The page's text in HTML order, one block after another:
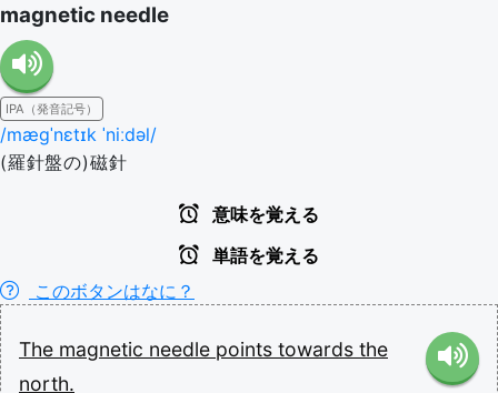
magnetic needle
IPA（発音記号）
/mæɡˈnɛtɪk ˈniːdəl/
(羅針盤の)磁針
意味を覚える
単語を覚える
このボタンはなに？
The magnetic needle points towards the
north.